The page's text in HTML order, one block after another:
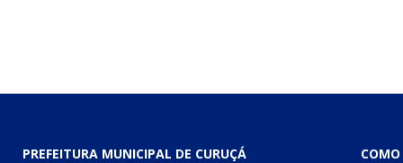
PREFEITURA MUNICIPAL DE CURUÇÁ COMO